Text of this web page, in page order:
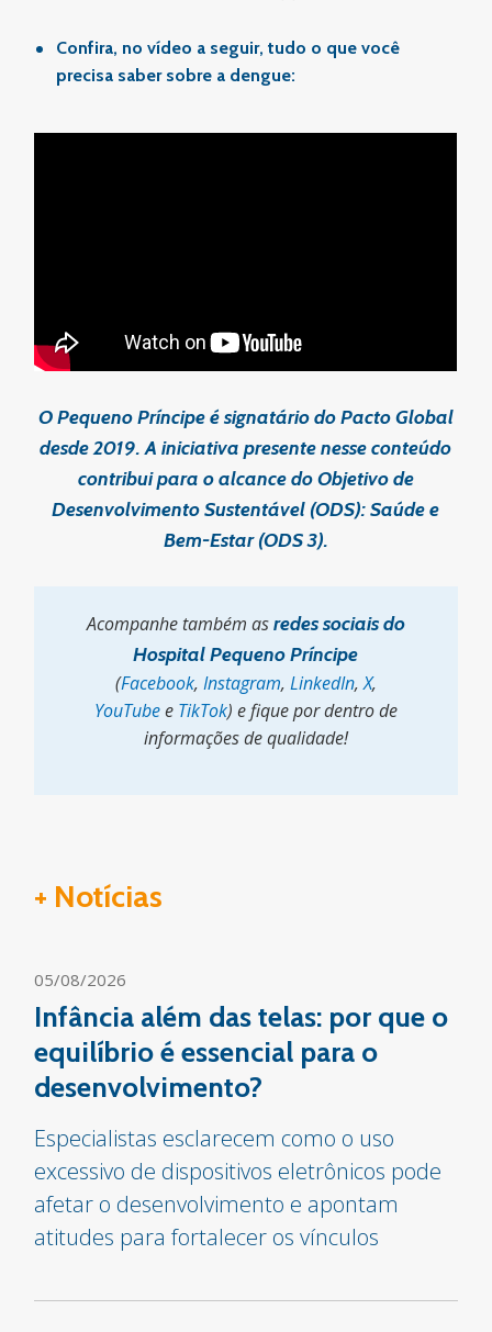
Confira, no vídeo a seguir, tudo o que você
precisa saber sobre a dengue:
O Pequeno Príncipe é signatário do Pacto Global
desde 2019. A iniciativa presente nesse conteúdo
contribui para o alcance do Objetivo de
Desenvolvimento Sustentável (ODS): Saúde e
Bem-Estar (ODS 3).
Acompanhe também asredes sociais do
Hospital Pequeno Príncipe
(Facebook, Instagram, LinkedIn,X,
YouTubee TikTok) e fique por dentro de
informações de qualidade!
+ Notícias
05/08/2026
Infância além das telas: por que o
equilíbrio é essencial para o
desenvolvimento?
Especialistas esclarecem como o uso
excessivo de dispositivos eletrônicos pode
afetar o desenvolvimento e apontam
atitudes para fortalecer os vínculos